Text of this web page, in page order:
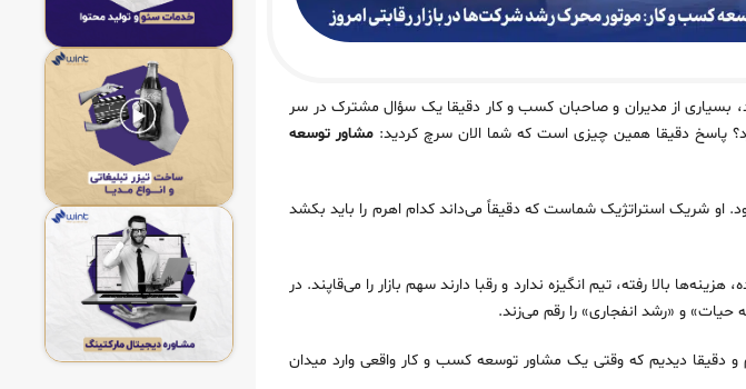
بسیاری از مدیران و صاحبان کسب‌ و کار دقیقا یک سؤال مشترک در سر
پاسخ دقیقا همین چیزی است که شما الان سرچ کردید: مشاور توسعه
شریک استراتژیک شماست که دقیقاً می‌داند کدام اهرم را باید بکشد
بالا رفته، تیم انگیزه ندارد و رقبا دارند سهم بازار را می‌قاپند. در
و «رشد انفجاری» را رقم می‌زند.
بیش از ۴۲۰ کسب‌ و کار ایرانی بودیم و دقیقا دیدیم که وقتی یک مشاور توسعه کسب و کار واقعی وارد میدان